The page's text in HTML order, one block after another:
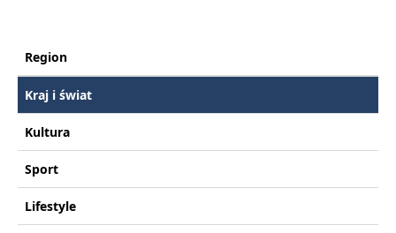
Region
Kraj i świat
Kultura
Sport
Lifestyle